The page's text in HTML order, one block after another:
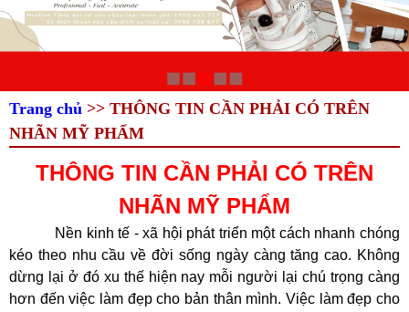
Trang chủ >> THÔNG TIN CẦN PHẢI CÓ TRÊN
NHÃN MỸ PHẨM
THÔNG TIN CẦN PHẢI CÓ TRÊN
NHÃN MỸ PHẨM
Nền kinh tế - xã hội phát triển một cách nhanh chóng
kéo theo nhu cầu về đời sống ngày càng tăng cao. Không
dừng lại ở đó xu thế hiện nay mỗi người lại chú trọng càng
hơn đến việc làm đẹp cho bản thân mình. Việc làm đẹp cho